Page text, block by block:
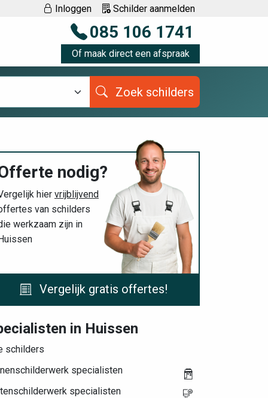
Inloggen Schilder aanmelden
085 106 1741
Of maak direct een afspraak
Zoek schilders
nodig?
hier vrijblijvend
van schilders
werkzaam zijn in
Vergelijk gratis offertes!
in Huissen
schilders
specialisten
specialisten